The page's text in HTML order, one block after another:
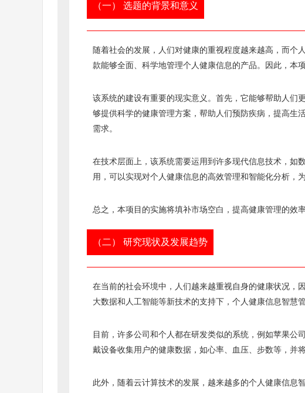
（一） 选题的背景和意义
随着社会的发展，人们对健康的重视程度越来越高，而个
款能够全面、科学地管理个人健康信息的产品。因此，本
该系统的建设有重要的现实意义。首先，它能够帮助人们
够提供科学的健康管理方案，帮助人们预防疾病，提高生
需求。
在技术层面上，该系统需要运用到许多现代信息技术，如
用，可以实现对个人健康信息的高效管理和智能化分析，
总之，本项目的实施将填补市场空白，提高健康管理的效
（二） 研究现状及发展趋势
在当前的社会环境中，人们越来越重视自身的健康状况，
大数据和人工智能等新技术的支持下，个人健康信息智慧
目前，许多公司和个人都在研发类似的系统，例如苹果公
戴设备收集用户的健康数据，如心率、血压、步数等，并
此外，随着云计算技术的发展，越来越多的个人健康信息